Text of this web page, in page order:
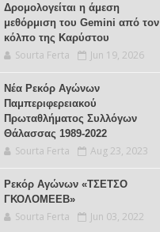
Δρομολογείται η άμεση
μεθόρμιση του Gemini από τον
κόλπο της Καρύστου
Sourta Ferta Jun 19, 2026
Νέα Ρεκόρ Αγώνων
Παμπεριφερειακού
Πρωταθλήματος Συλλόγων
Θάλασσας 1989-2022
Sourta Ferta Aug 23, 2023
Ρεκόρ Αγώνων «ΤΣΕΤΣΟ
ΓΚΟΛΟΜΕΕΒ»
Sourta Ferta Jun 03, 2022